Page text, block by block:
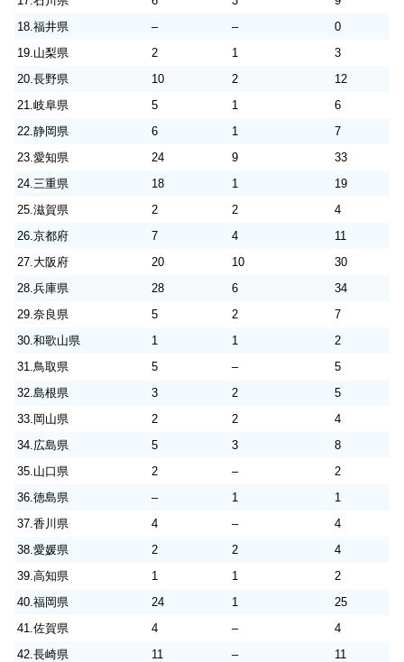
18.福井県
– –
0
19.山梨県
2 1
3
20.長野県
10 2
12
21.岐阜県
5 1
6
22.静岡県
6 1
7
23.愛知県
24 9
33
24.三重県
18 1
19
25.滋賀県
2 2
4
26.京都府
7 4
11
27.大阪府
20 10
30
28.兵庫県
28 6
34
29.奈良県
5 2
7
30.和歌山県
1 1
2
31.鳥取県
5 –
5
32.島根県
3 2
5
33.岡山県
2 2
4
34.広島県
5 3
8
35.山口県
2 –
2
36.徳島県
– 1
1
37.香川県
4 –
4
38.愛媛県
2 2
4
39.高知県
1 1
2
40.福岡県
24 1
25
41.佐賀県
4 –
4
42.長崎県
11 –
11